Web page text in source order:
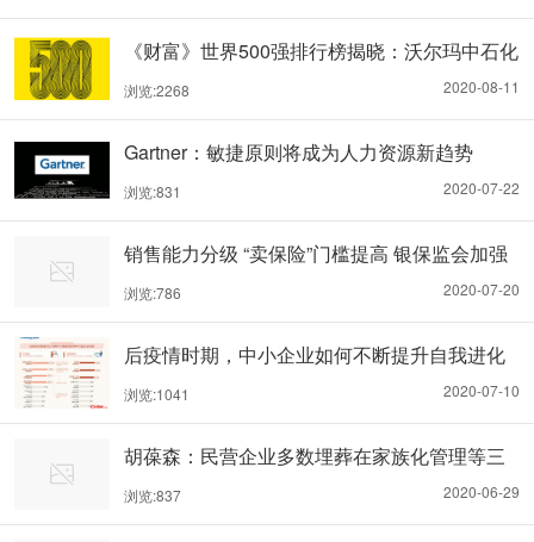
《财富》世界500强排行榜揭晓：沃尔玛中石化
国网居前三(榜单)
2020-08-11
浏览:2268
Gartner：敏捷原则将成为人力资源新趋势
2020-07-22
浏览:831
销售能力分级 “卖保险”门槛提高 银保监会加强
保险从业人员管理
2020-07-20
浏览:786
后疫情时期，中小企业如何不断提升自我进化
能力？
2020-07-10
浏览:1041
胡葆森：民营企业多数埋葬在家族化管理等三
大陷阱
2020-06-29
浏览:837